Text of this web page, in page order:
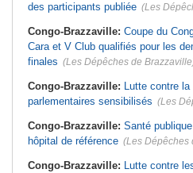
des participants publiée (Les
Congo-Brazzaville: Coupe du
Cara et V Club qualifiés pour les
finales (Les Dépêches de
Congo-Brazzaville: Lutte contre
parlementaires sensibilisés (Les
Congo-Brazzaville: Santé
hôpital de référence (Les Dépêches
Congo-Brazzaville: Lutte contre